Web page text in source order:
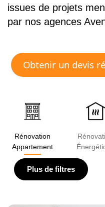
issues de projets
par nos agences
Obtenir un devis
Rénovation
Appartement
Plus de filtres